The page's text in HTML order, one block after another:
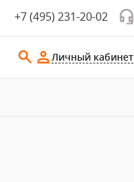
+7 (495) 231-20-02
Личный кабинет